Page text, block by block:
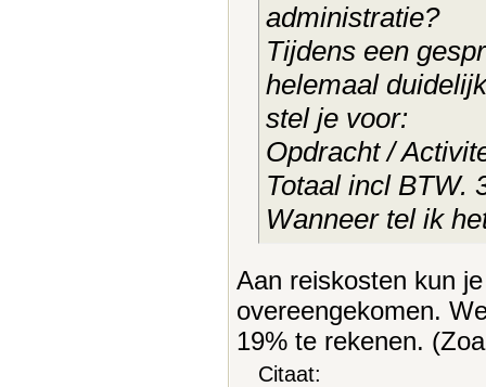
administratie?
Tijdens een
helemaal
stel je voor:
Opdracht /
Totaal incl BTW.
Wanneer tel ik
Aan reiskosten kun
overeengekomen.
19% te rekenen.
Citaat: